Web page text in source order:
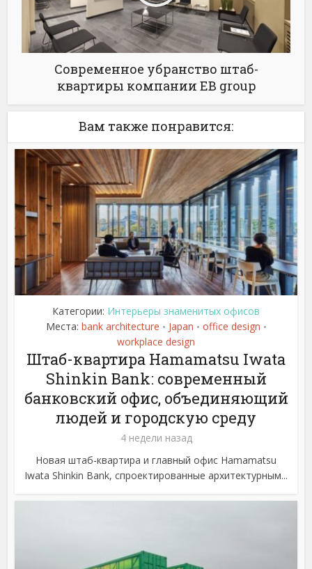
Современное убранство штаб-
квартиры компании EB group
Вам также понравится:
Категории: Интерьеры знаменитых офисов
Места: bank architecture • Japan • office design •
workplace design
Штаб-квартира Hamamatsu Iwata
Shinkin Bank: современный
банковский офис, объединяющий
людей и городскую среду
4 недели назад
Новая штаб-квартира и главный офис Hamamatsu
Iwata Shinkin Bank, спроектированные архитектурным...